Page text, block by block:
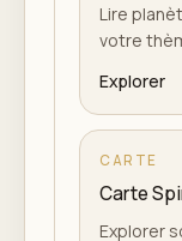
Lire
votre
Explorer
CARTE
Carte
Explorer